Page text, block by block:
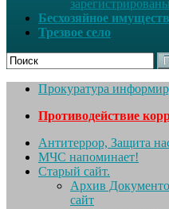
зарегистрированы
Бесхозяйное
Трезвое село
Прокуратура
Противодействие
Антитеррор, Защита
МЧС напоминает!
Старый сайт.
Архив
сайт